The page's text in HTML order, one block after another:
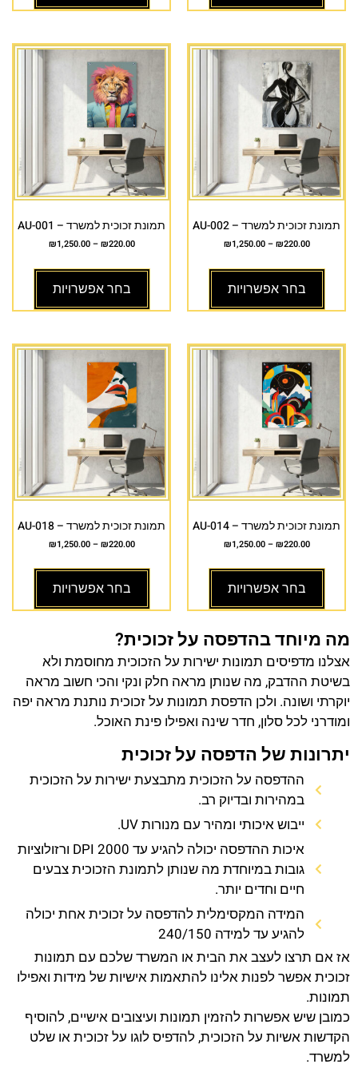
תמונת זכוכית למשרד – AU-002
₪220.00
–
₪1,250.00
בחר אפשרויות
תמונת זכוכית למשרד – AU-001
₪220.00
–
₪1,250.00
בחר אפשרויות
תמונת זכוכית למשרד – AU-014
₪220.00
–
₪1,250.00
בחר אפשרויות
תמונת זכוכית למשרד – AU-018
₪220.00
–
₪1,250.00
בחר אפשרויות
מה מיוחד בהדפסה על זכוכית?
אצלנו מדפיסים תמונות ישירות על הזכוכית מחוסמת ולא
בשיטת ההדבק, מה שנותן מראה חלק ונקי והכי חשוב מראה
יוקרתי ושונה. ולכן הדפסת תמונות על זכוכית נותנת מראה יפה
ומודרני לכל סלון, חדר שינה ואפילו פינת האוכל.
יתרונות של הדפסה על זכוכית
ההדפסה על הזכוכית מתבצעת ישירות על הזכוכית
במהירות ובדיוק רב.
ייבוש איכותי ומהיר עם מנורות UV.
איכות ההדפסה יכולה להגיע עד 2000 DPI ורזולוציות
גובות במיוחדת מה שנותן לתמונת הזכוכית צבעים
חיים וחדים יותר.
המידה המקסימלית להדפסה על זכוכית אחת יכולה
להגיע עד למידה 240/150
אז אם תרצו לעצב את הבית או המשרד שלכם עם תמונות
זכוכית אפשר לפנות אלינו להתאמות אישיות של מידות ואפילו
תמונות.
כמובן שיש אפשרות להזמין תמונות ועיצובים אישיים, להוסיף
הקדשות אשיות על הזכוכית, להדפיס לוגו על זכוכית או שלט
למשרד.